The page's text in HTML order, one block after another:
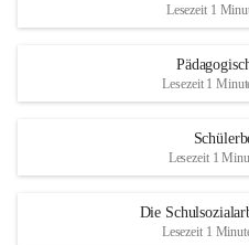
Lesezeit 1
Lesezeit 1
Lesezeit 1
Die
Lesezeit 1